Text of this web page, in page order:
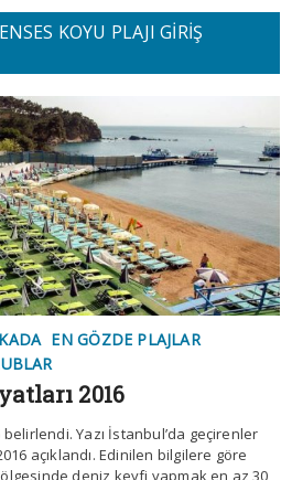
KOYU PLAJI GIRIŞ
EN GÖZDE PLAJLAR
2016
Yazı İstanbul’da geçirenler
açıklandı. Edinilen bilgilere göre
deniz keyfi yapmak en az 30